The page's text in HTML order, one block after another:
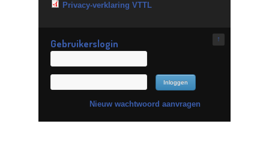
Privacy-verklaring VTTL
↑
Gebruikerslogin
Nieuw wachtwoord aanvragen